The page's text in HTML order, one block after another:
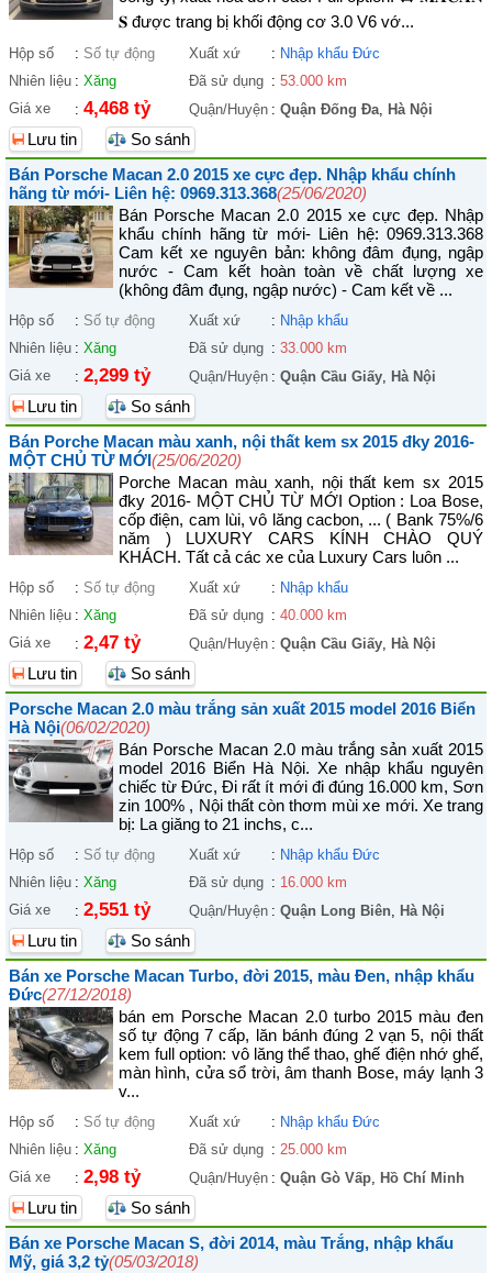
𝐒 được trang bị khối động cơ 3.0 V6 vớ...
Hộp số : Số tự động Xuất xứ : Nhập khẩu Đức
Nhiên liệu : Xăng Đã sử dụng : 53.000 km
Giá xe
: 4,468 tỷ Quận/Huyện : Quận Đống Đa, Hà Nội
Lưu tin
So sánh
Bán Porsche Macan 2.0 2015 xe cực đẹp. Nhập khẩu chính
hãng từ mới- Liên hệ: 0969.313.368(25/06/2020)
Bán Porsche Macan 2.0 2015 xe cực đẹp. Nhập
khẩu chính hãng từ mới- Liên hệ: 0969.313.368
Cam kết xe nguyên bản: không đâm đụng, ngập
nước - Cam kết hoàn toàn về chất lượng xe
(không đâm đụng, ngập nước) - Cam kết về ...
Hộp số : Số tự động Xuất xứ : Nhập khẩu
Nhiên liệu : Xăng Đã sử dụng : 33.000 km
Giá xe
: 2,299 tỷ Quận/Huyện : Quận Cầu Giấy, Hà Nội
Lưu tin
So sánh
Bán Porche Macan màu xanh, nội thất kem sx 2015 đky 2016-
MỘT CHỦ TỪ MỚI(25/06/2020)
Porche Macan màu xanh, nội thất kem sx 2015
đky 2016- MỘT CHỦ TỪ MỚI Option : Loa Bose,
cốp điện, cam lùi, vô lăng cacbon, ... ( Bank 75%/6
năm ) LUXURY CARS KÍNH CHÀO QUÝ
KHÁCH. Tất cả các xe của Luxury Cars luôn ...
Hộp số : Số tự động Xuất xứ : Nhập khẩu
Nhiên liệu : Xăng Đã sử dụng : 40.000 km
Giá xe
: 2,47 tỷ Quận/Huyện : Quận Cầu Giấy, Hà Nội
Lưu tin
So sánh
Porsche Macan 2.0 màu trắng sản xuất 2015 model 2016 Biển
Hà Nội(06/02/2020)
Bán Porsche Macan 2.0 màu trắng sản xuất 2015
model 2016 Biển Hà Nội. Xe nhập khẩu nguyên
chiếc từ Đức, Đi rất ít mới đi đúng 16.000 km, Sơn
zin 100% , Nội thất còn thơm mùi xe mới. Xe trang
bị: La giăng to 21 inchs, c...
Hộp số : Số tự động Xuất xứ : Nhập khẩu Đức
Nhiên liệu : Xăng Đã sử dụng : 16.000 km
Giá xe
: 2,551 tỷ Quận/Huyện : Quận Long Biên, Hà Nội
Lưu tin
So sánh
Bán xe Porsche Macan Turbo, đời 2015, màu Đen, nhập khẩu
Đức(27/12/2018)
bán em Porsche Macan 2.0 turbo 2015 màu đen
số tự động 7 cấp, lăn bánh đúng 2 vạn 5, nội thất
kem full option: vô lăng thể thao, ghế điện nhớ ghế,
màn hình, cửa sổ trời, âm thanh Bose, máy lạnh 3
v...
Hộp số : Số tự động Xuất xứ : Nhập khẩu Đức
Nhiên liệu : Xăng Đã sử dụng : 25.000 km
Giá xe
: 2,98 tỷ Quận/Huyện : Quận Gò Vấp, Hồ Chí Minh
Lưu tin
So sánh
Bán xe Porsche Macan S, đời 2014, màu Trắng, nhập khẩu
Mỹ, giá 3,2 tỷ(05/03/2018)